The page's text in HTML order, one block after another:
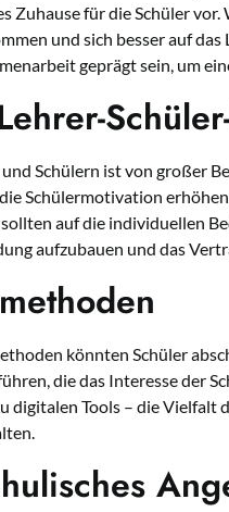
Zuhause für die Schüler
und sich besser auf
geprägt sein, um
Schülern ist von großer
Schülermotivation
auf die individuellen
aufzubauen und das
könnten Schüler
die das Interesse der
digitalen Tools – die Vielfalt